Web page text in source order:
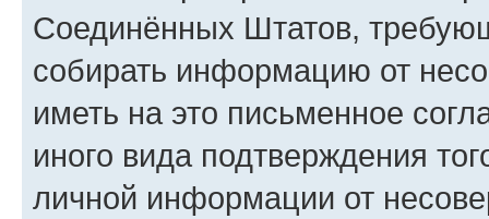
Соединённых Штатов,
собирать информацию от
иметь на это письменное
иного вида подтверждения
личной информации от